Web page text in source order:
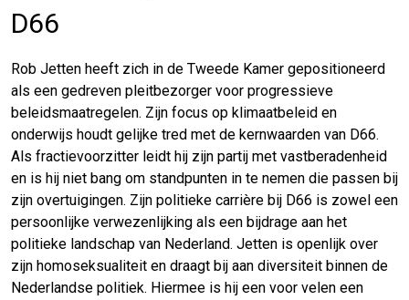
D66
Rob Jetten heeft zich in de Tweede Kamer gepositioneerd
als een gedreven pleitbezorger voor progressieve
beleidsmaatregelen. Zijn focus op klimaatbeleid en
onderwijs houdt gelijke tred met de kernwaarden van D66.
Als fractievoorzitter leidt hij zijn partij met vastberadenheid
en is hij niet bang om standpunten in te nemen die passen bij
zijn overtuigingen. Zijn politieke carrière bij D66 is zowel een
persoonlijke verwezenlijking als een bijdrage aan het
politieke landschap van Nederland. Jetten is openlijk over
zijn homoseksualiteit en draagt bij aan diversiteit binnen de
Nederlandse politiek. Hiermee is hij een voor velen een